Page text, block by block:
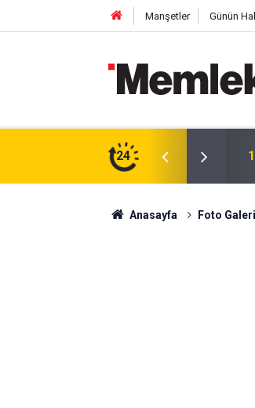
Manşetler Günün
24
günde 2,62 TL’lik artış bekleniyor
Anasayfa Foto Galeri